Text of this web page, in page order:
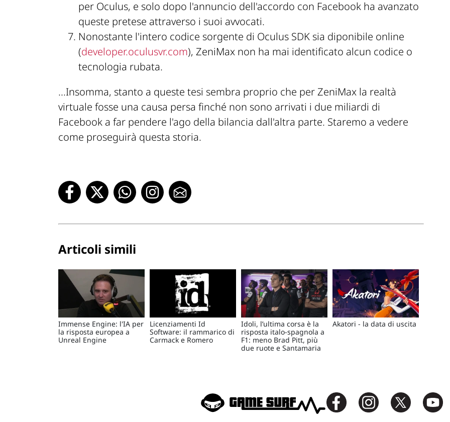
per Oculus, e solo dopo l'annuncio dell'accordo con Facebook ha avanzato
queste pretese attraverso i suoi avvocati.
Nonostante l'intero codice sorgente di Oculus SDK sia diponibile online
(developer.oculusvr.com), ZeniMax non ha mai identificato alcun codice o
tecnologia rubata.
...Insomma, stanto a queste tesi sembra proprio che per ZeniMax la realtà
virtuale fosse una causa persa finché non sono arrivati i due miliardi di
Facebook a far pendere l'ago della bilancia dall'altra parte. Staremo a vedere
come proseguirà questa storia.
Articoli simili
Immense Engine: l'IA per
la risposta europea a
Unreal Engine
Licenziamenti Id
Software: il rammarico di
Carmack e Romero
Idoli, l’ultima corsa è la
risposta italo-spagnola a
F1: meno Brad Pitt, più
due ruote e Santamaria
Akatori - la data di uscita